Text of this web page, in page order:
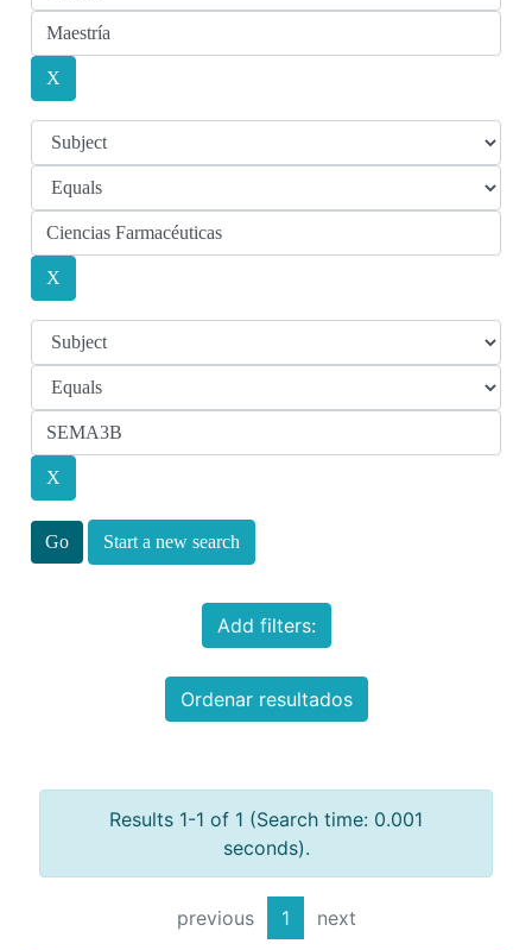
Start a new search
Add filters:
Ordenar resultados
Results 1-1 of 1 (Search time: 0.001
seconds).
previous 1 next